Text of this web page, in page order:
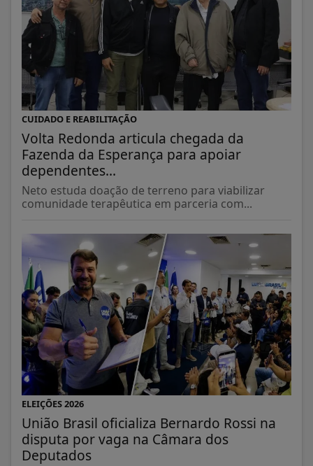
CUIDADO E REABILITAÇÃO
Volta Redonda articula chegada da
Fazenda da Esperança para apoiar
dependentes...
Neto estuda doação de terreno para viabilizar
comunidade terapêutica em parceria com...
ELEIÇÕES 2026
União Brasil oficializa Bernardo Rossi na
disputa por vaga na Câmara dos
Deputados